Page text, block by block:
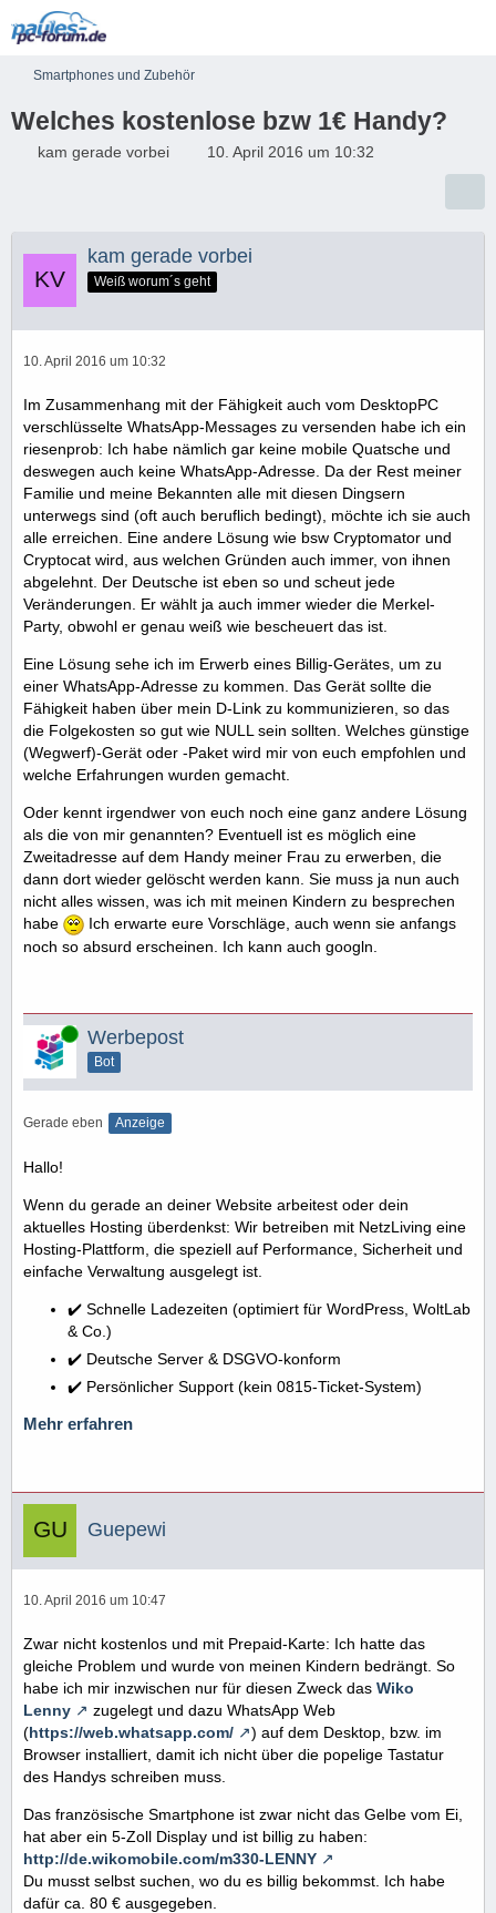
Smartphones und Zubehör
Welches kostenlose bzw 1€ Handy?
kam gerade vorbei 10. April 2016 um 10:32
kam gerade vorbei
Weiß worum´s geht
10. April 2016 um 10:32
Im Zusammenhang mit der Fähigkeit auch vom DesktopPC
verschlüsselte WhatsApp-Messages zu versenden habe ich ein
riesenprob: Ich habe nämlich gar keine mobile Quatsche und
deswegen auch keine WhatsApp-Adresse. Da der Rest meiner
Familie und meine Bekannten alle mit diesen Dingsern
unterwegs sind (oft auch beruflich bedingt), möchte ich sie auch
alle erreichen. Eine andere Lösung wie bsw Cryptomator und
Cryptocat wird, aus welchen Gründen auch immer, von ihnen
abgelehnt. Der Deutsche ist eben so und scheut jede
Veränderungen. Er wählt ja auch immer wieder die Merkel-
Party, obwohl er genau weiß wie bescheuert das ist.
Eine Lösung sehe ich im Erwerb eines Billig-Gerätes, um zu
einer WhatsApp-Adresse zu kommen. Das Gerät sollte die
Fähigkeit haben über mein D-Link zu kommunizieren, so das
die Folgekosten so gut wie NULL sein sollten. Welches günstige
(Wegwerf)-Gerät oder -Paket wird mir von euch empfohlen und
welche Erfahrungen wurden gemacht.
Oder kennt irgendwer von euch noch eine ganz andere Lösung
als die von mir genannten? Eventuell ist es möglich eine
Zweitadresse auf dem Handy meiner Frau zu erwerben, die
dann dort wieder gelöscht werden kann. Sie muss ja nun auch
nicht alles wissen, was ich mit meinen Kindern zu besprechen
habe
Ich erwarte eure Vorschläge, auch wenn sie anfangs
noch so absurd erscheinen. Ich kann auch googln.
Online Werbepost
Bot
Gerade eben Anzeige
Hallo!
Wenn du gerade an deiner Website arbeitest oder dein
aktuelles Hosting überdenkst: Wir betreiben mit NetzLiving eine
Hosting-Plattform, die speziell auf Performance, Sicherheit und
einfache Verwaltung ausgelegt ist.
✔️ Schnelle Ladezeiten (optimiert für WordPress, WoltLab
& Co.)
✔️ Deutsche Server & DSGVO-konform
✔️ Persönlicher Support (kein 0815-Ticket-System)
Mehr erfahren
Guepewi
10. April 2016 um 10:47
Zwar nicht kostenlos und mit Prepaid-Karte: Ich hatte das
gleiche Problem und wurde von meinen Kindern bedrängt. So
habe ich mir inzwischen nur für diesen Zweck das Wiko
Lenny
zugelegt und dazu WhatsApp Web
(https://web.whatsapp.com/
) auf dem Desktop, bzw. im
Browser installiert, damit ich nicht über die popelige Tastatur
des Handys schreiben muss.
Das französische Smartphone ist zwar nicht das Gelbe vom Ei,
hat aber ein 5-Zoll Display und ist billig zu haben:
http://de.wikomobile.com/m330-LENNY
Du musst selbst suchen, wo du es billig bekommst. Ich habe
dafür ca. 80 € ausgegeben.